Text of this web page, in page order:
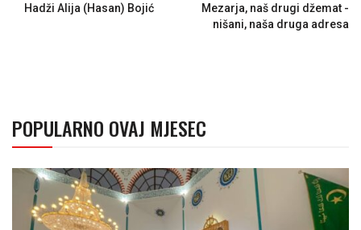
Hadži Alija (Hasan) Bojić
Mezarja, naš drugi džemat -
nišani, naša druga adresa
POPULARNO OVAJ MJESEC